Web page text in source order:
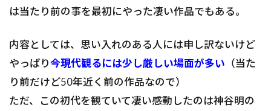
は当たり前の事を最初にやった凄い作品でもある。
内容としては、思い入れのある人には申し訳ないけど
やっぱり今現代観るには少し厳しい場面が多い （当た
り前だけど50年近く前の作品なので）
ただ、この初代を観ていて凄い感動したのは神谷明の